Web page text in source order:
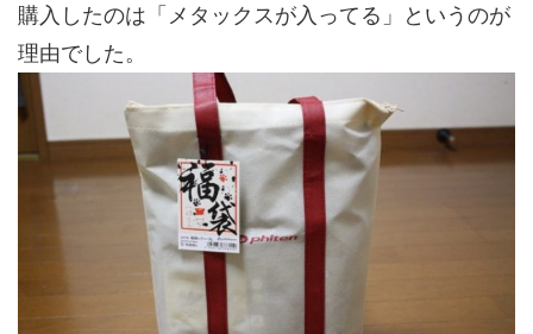
購入したのは「メタックスが入ってる」というのが
理由でした。